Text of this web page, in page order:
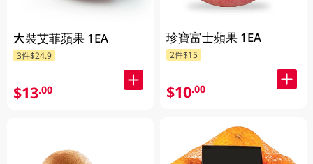
大裝艾菲蘋果 1EA
3件$24.9
$13.00
珍寶富士蘋果 1EA
2件$15
$10.00